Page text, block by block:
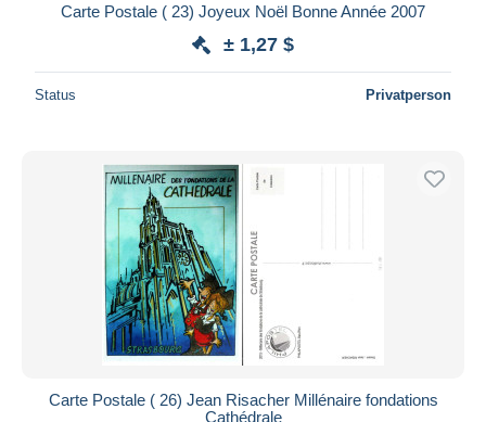
Carte Postale ( 23) Joyeux Noël Bonne Année 2007
± 1,27 $
Status Privatperson
Carte Postale ( 26) Jean Risacher Millénaire fondations
Cathédrale